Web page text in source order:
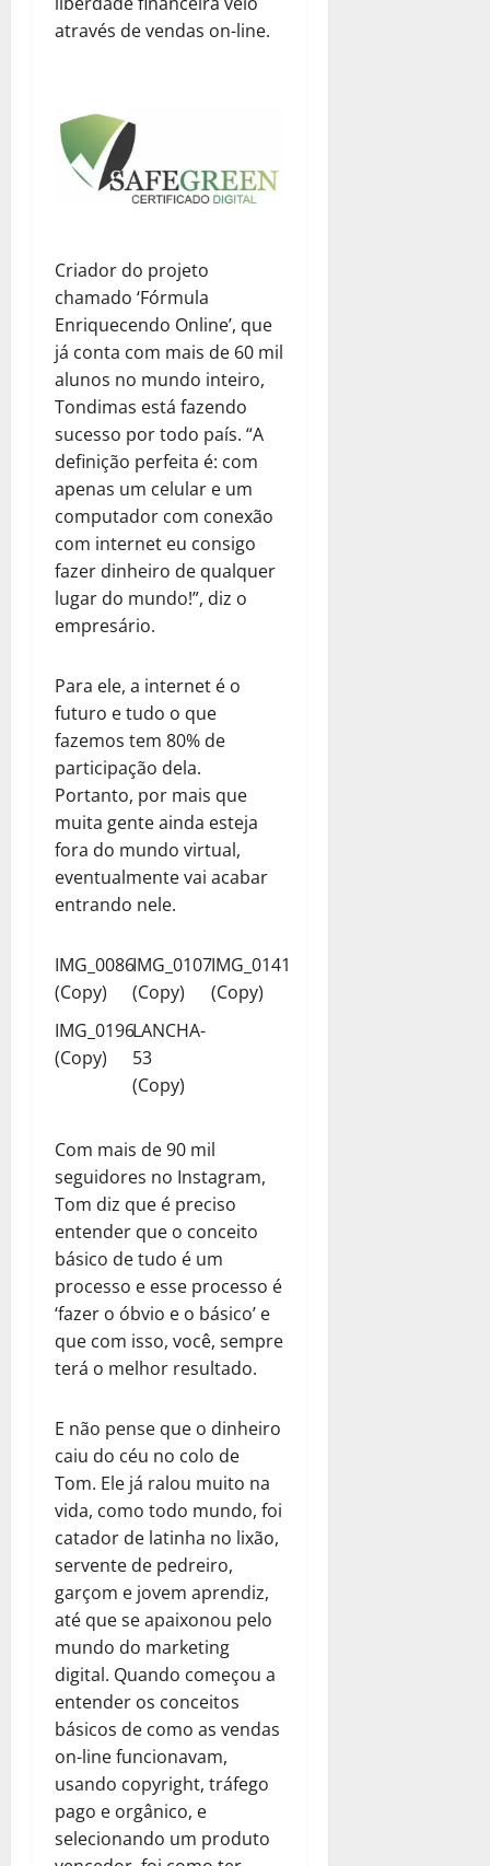
através de vendas on-line.
Criador do projeto
chamado ‘Fórmula
Enriquecendo Online’, que
já conta com mais de 60 mil
alunos no mundo inteiro,
Tondimas está fazendo
sucesso por todo país. “A
definição perfeita é: com
apenas um celular e um
computador com conexão
com internet eu consigo
fazer dinheiro de qualquer
lugar do mundo!”, diz o
empresário.
Para ele, a internet é o
futuro e tudo o que
fazemos tem 80% de
participação dela.
Portanto, por mais que
muita gente ainda esteja
fora do mundo virtual,
eventualmente vai acabar
entrando nele.
IMG_0086
(Copy)
IMG_0107
(Copy)
IMG_0141
(Copy)
IMG_0196
(Copy)
LANCHA-
53
(Copy)
Com mais de 90 mil
seguidores no Instagram,
Tom diz que é preciso
entender que o conceito
básico de tudo é um
processo e esse processo é
‘fazer o óbvio e o básico’ e
que com isso, você, sempre
terá o melhor resultado.
E não pense que o dinheiro
caiu do céu no colo de
Tom. Ele já ralou muito na
vida, como todo mundo, foi
catador de latinha no lixão,
servente de pedreiro,
garçom e jovem aprendiz,
até que se apaixonou pelo
mundo do marketing
digital. Quando começou a
entender os conceitos
básicos de como as vendas
on-line funcionavam,
usando copyright, tráfego
pago e orgânico, e
selecionando um produto